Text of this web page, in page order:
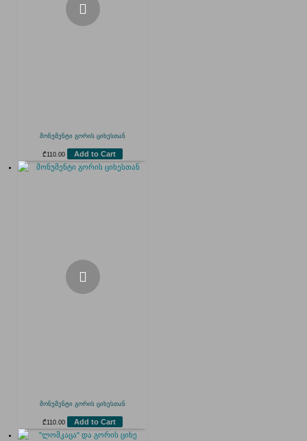
მონუმენტი გორის ციხესთან
₾ 110.00 Add to Cart
მონუმენტი გორის ციხესთან
₾ 110.00 Add to Cart